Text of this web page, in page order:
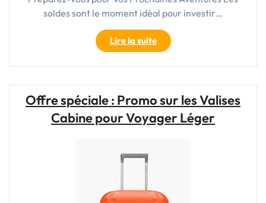
soldes sont le moment idéal pour investir…
Lire la suite"Offre
Exceptionnelle
:
Voyage
en
Offre spéciale : Promo sur les Valises
Cabine pour Voyager Léger